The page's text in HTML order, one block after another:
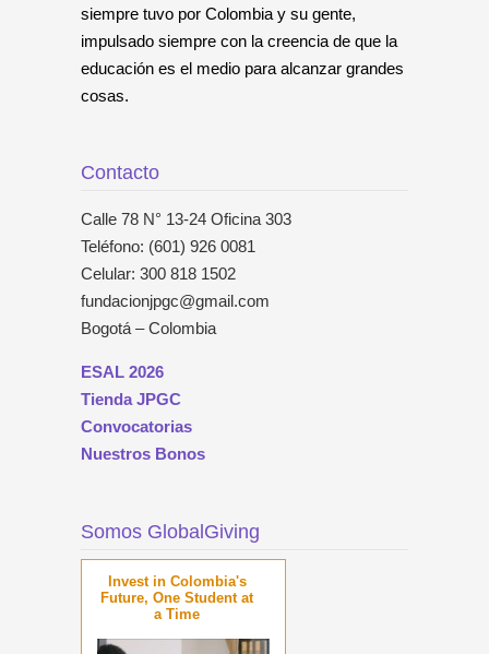
siempre tuvo por Colombia y su gente,
impulsado siempre con la creencia de que la
educación es el medio para alcanzar grandes
cosas.
Contacto
Calle 78 N° 13-24 Oficina 303
Teléfono: (601) 926 0081
Celular: 300 818 1502
fundacionjpgc@gmail.com
Bogotá – Colombia
ESAL 2026
Tienda JPGC
Convocatorias
Nuestros Bonos
Somos GlobalGiving
Invest in Colombia's
Future, One Student at
a Time